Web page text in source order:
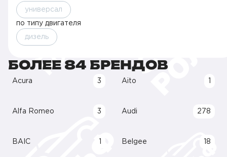
универсал
по типу двигателя
дизель
БОЛЕЕ 84 БРЕНДОВ
Acura 3 Aito
Alfa Romeo 3 Audi 278
BAIC Belgee 18